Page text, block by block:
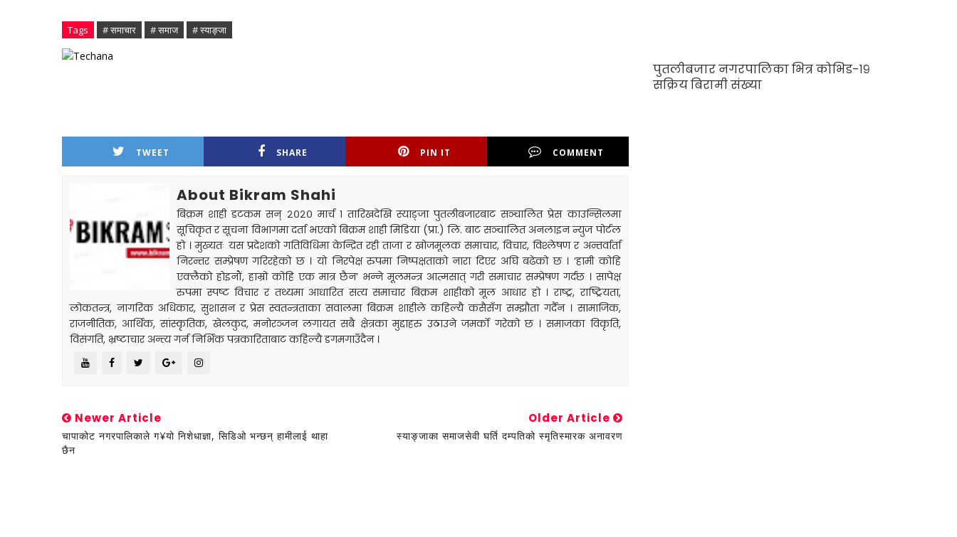
Tags # समाचार # समाज # स्याङ्जा
TWEET SHARE PIN IT COMMENT
About Bikram Shahi
बिक्रम शाही डटकम सन् २०२० मार्च १ तारिखदेखि स्याङ्जा पुतलीबजारबाट सञ्चालित प्रेस काउन्सिलमा
सूचिकृत र सूचना विभागमा दर्ता भएको बिक्रम शाही मिडिया (प्रा.) लि. बाट सञ्चालित अनलाइन न्युज पोर्टल
हो । मुख्यतः यस प्रदेशको गतिविधिमा केन्द्रित रही ताजा र खोजमूलक समाचार, विचार, विश्लेषण र अन्तर्वार्ता
निरन्तर सम्प्रेषण गरिरहेको छ । यो निरपेक्ष रुपमा निष्पक्षताको नारा दिएर अघि बढेको छ । ‘हामी कोहि
एक्लैको होइनौं, हाम्रो कोहि एक मात्र छैन’ भन्ने मूलमन्त्र आत्मसात् गरी समाचार सम्प्रेषण गर्दछ । सापेक्ष
रुपमा स्पष्ट विचार र तथ्यमा आधारित सत्य समाचार बिक्रम शाहीको मूल आधार हो । राष्ट्र, राष्ट्रियता,
लोकतन्त्र, नागरिक अधिकार, सुशासन र प्रेस स्वतन्त्रताका सवालमा बिक्रम शाहीले कहिल्यै कसैसँग सम्झौता गर्दैन । सामाजिक,
राजनीतिक, आर्थिक, सांस्कृतिक, खेलकुद, मनोरञ्जन लगायत सबै क्षेत्रका मुद्दाहरु उठाउने जमर्को गरेको छ । समाजका विकृति,
विसंगति, भ्रष्टाचार अन्त्य गर्न निर्भिक पत्रकारिताबाट कहिल्यै डगमगाउँदैन ।
Newer Article
चापाकोट नगरपालिकाले ग¥यो निशेधाज्ञा, सिडिओ भन्छन् हामीलाई थाहा
छैन
Older Article
स्याङ्जाका समाजसेवी घर्ति दम्पतिको स्मृतिस्मारक अनावरण
पुतलीबजार नगरपालिका भित्र कोभिड-१९
सक्रिय बिरामी संख्या